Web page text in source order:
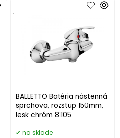
BALLETTO Batéria nástenná
sprchová, rozstup 150mm,
lesk chróm 81105
.
na sklade